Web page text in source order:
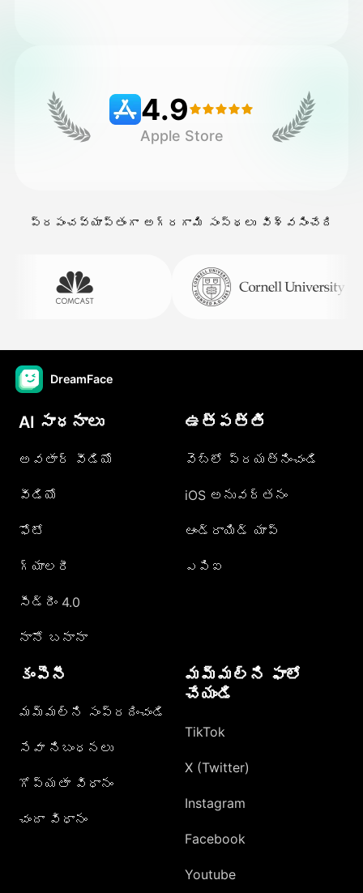
4.9
Apple Store
ప్రపంచవ్యాప్తంగా అగ్రగామి సంస్థలు విశ్వసించేది
DreamFace
AI సాధనాలు
అవతార్ వీడియో
వీడియో
ఫోటో
గ్యాలరీ
సీడ్రీం 4.0
నానో బనానా
ఉత్పత్తి
వెబ్లో ప్రయత్నించండి
iOS అనువర్తనం
ఆండ్రాయిడ్ యాప్
ఎపిఐ
కంపెనీ
మమ్మల్ని సంప్రదించండి
సేవా నిబంధనలు
గోప్యతా విధానం
చందా విధానం
మమ్మల్ని ఫాలో
చేయండి
TikTok
X (Twitter)
Instagram
Facebook
Youtube